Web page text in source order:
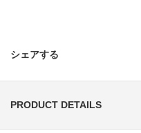
シェアする
PRODUCT DETAILS